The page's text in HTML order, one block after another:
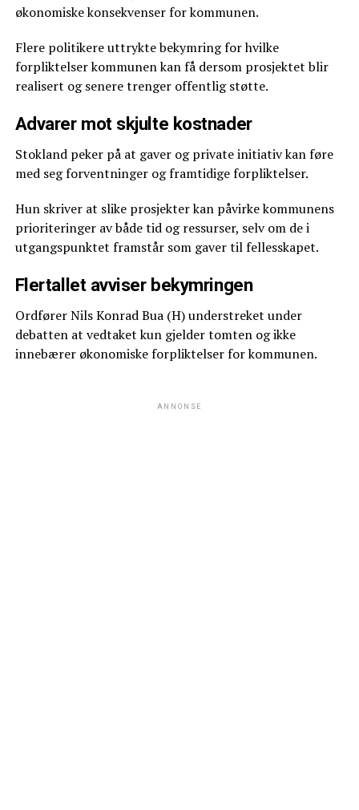
økonomiske konsekvenser for kommunen.
Flere politikere uttrykte bekymring for hvilke
forpliktelser kommunen kan få dersom prosjektet blir
realisert og senere trenger offentlig støtte.
Advarer mot skjulte kostnader
Stokland peker på at gaver og private initiativ kan føre
med seg forventninger og framtidige forpliktelser.
Hun skriver at slike prosjekter kan påvirke kommunens
prioriteringer av både tid og ressurser, selv om de i
utgangspunktet framstår som gaver til fellesskapet.
Flertallet avviser bekymringen
Ordfører Nils Konrad Bua (H) understreket under
debatten at vedtaket kun gjelder tomten og ikke
innebærer økonomiske forpliktelser for kommunen.
ANNONSE